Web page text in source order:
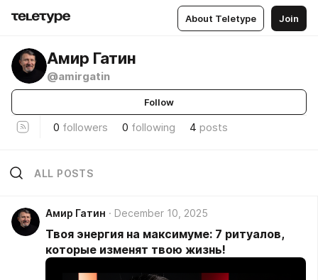
About Teletype Join
Амир Гатин
@amirgatin
Follow
0 followers 0 following 4 posts
ALL POSTS
Амир Гатин December 10, 2025
Твоя энергия на максимуме: 7 ритуалов,
которые изменят твою жизнь!